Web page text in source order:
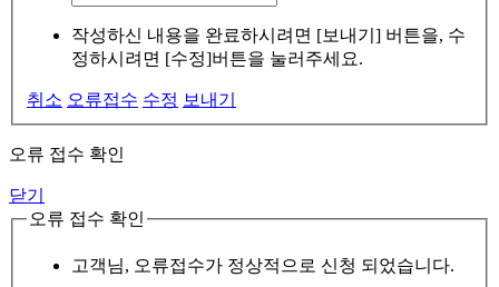
작성하신 내용을 완료하시려면 [보내기] 버튼을, 수
정하시려면 [수정]버튼을 눌러주세요.
취소 오류접수 수정 보내기
오류 접수 확인
닫기
오류 접수 확인
고객님, 오류접수가 정상적으로 신청 되었습니다.